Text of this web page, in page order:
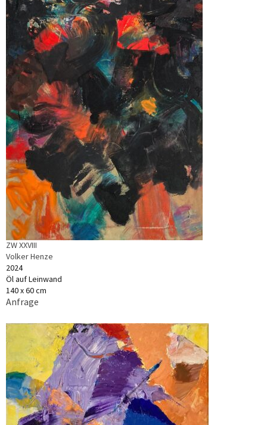
ZW XXVIII
Volker Henze
2024
Öl auf Leinwand
140 x 60 cm
Anfrage